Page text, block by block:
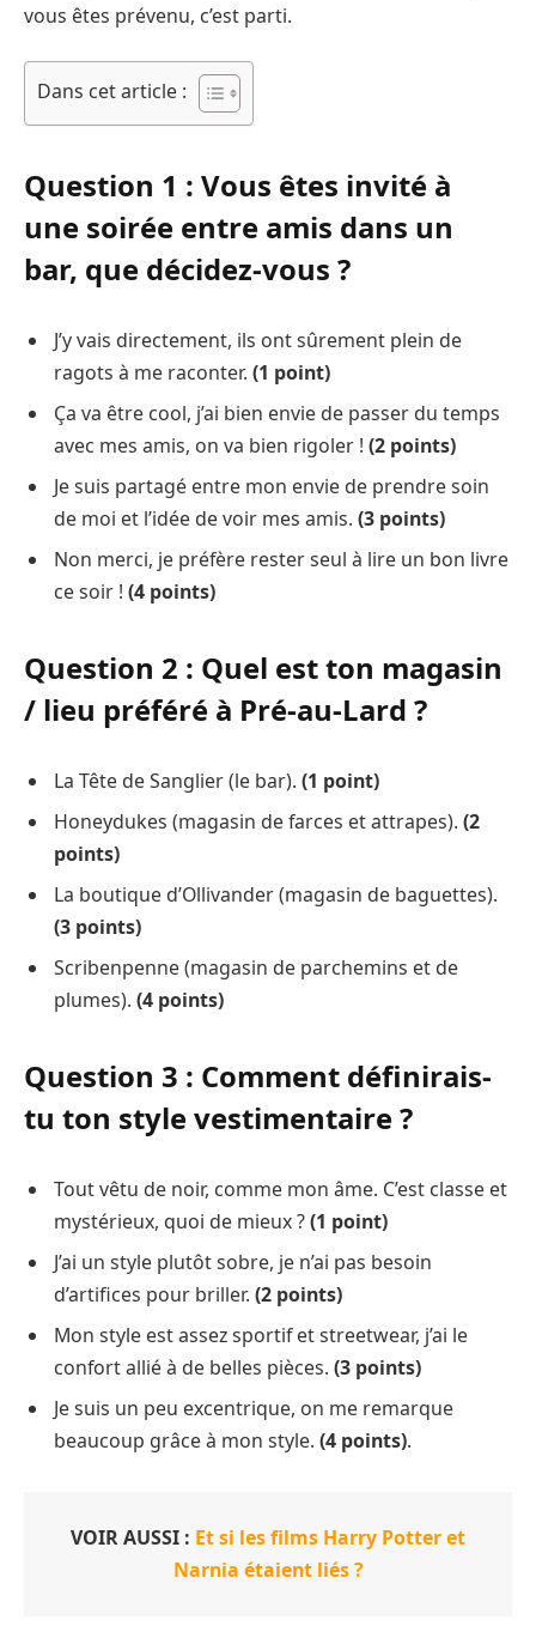
vous êtes prévenu, c’est parti.
Dans cet article :
Question 1 : Vous êtes invité à
une soirée entre amis dans un
bar, que décidez-vous ?
J’y vais directement, ils ont sûrement plein de
ragots à me raconter. (1 point)
Ça va être cool, j’ai bien envie de passer du temps
avec mes amis, on va bien rigoler ! (2 points)
Je suis partagé entre mon envie de prendre soin
de moi et l’idée de voir mes amis. (3 points)
Non merci, je préfère rester seul à lire un bon livre
ce soir ! (4 points)
Question 2 : Quel est ton magasin
/ lieu préféré à Pré-au-Lard ?
La Tête de Sanglier (le bar). (1 point)
Honeydukes (magasin de farces et attrapes). (2
points)
La boutique d’Ollivander (magasin de baguettes).
(3 points)
Scribenpenne (magasin de parchemins et de
plumes). (4 points)
Question 3 : Comment définirais-
tu ton style vestimentaire ?
Tout vêtu de noir, comme mon âme. C’est classe et
mystérieux, quoi de mieux ?(1 point)
J’ai un style plutôt sobre, je n’ai pas besoin
d’artifices pour briller. (2 points)
Mon style est assez sportif et streetwear, j’ai le
confort allié à de belles pièces. (3 points)
Je suis un peu excentrique, on me remarque
beaucoup grâce à mon style. (4 points).
VOIR AUSSI : Et si les films Harry Potter et
Narnia étaient liés ?